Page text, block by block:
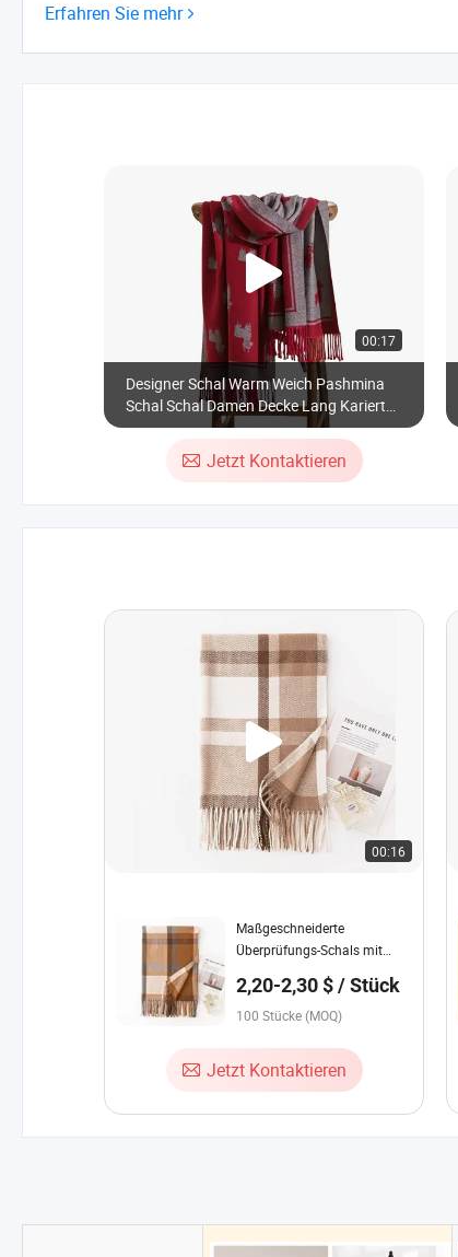
Erfahren Sie mehr
00:17
Designer Schal Warm Weich Pashmina
Schal Schal Damen Decke Lang Karierter
Fransen Cashmere Schal für Frauen
Jetzt Kontaktieren
00:16
Maßgeschneiderte
Überprüfungs-Schals mit
Winter, Imitation Kaschmir
Schal, andere Schals für
2,20-2,30 $ / Stück
100 Stücke (MOQ)
Jetzt Kontaktieren